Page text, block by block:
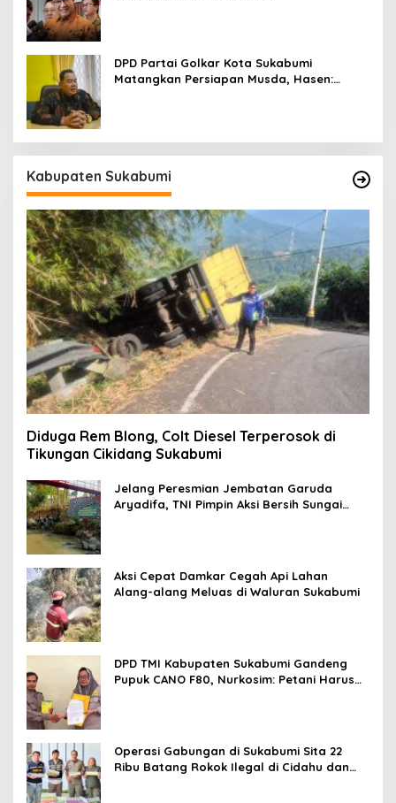
DPD Partai Golkar Kota Sukabumi
Matangkan Persiapan Musda, Hasen:
Kabupaten Sukabumi
Diduga Rem Blong, Colt Diesel Terperosok di
Tikungan Cikidang Sukabumi
Jelang Peresmian Jembatan Garuda
Aryadifa, TNI Pimpin Aksi Bersih Sungai
Aksi Cepat Damkar Cegah Api Lahan
Alang-alang Meluas di Waluran Sukabumi
DPD TMI Kabupaten Sukabumi Gandeng
Pupuk CANO F80, Nurkosim: Petani Harus
Operasi Gabungan di Sukabumi Sita 22
Ribu Batang Rokok Ilegal di Cidahu dan